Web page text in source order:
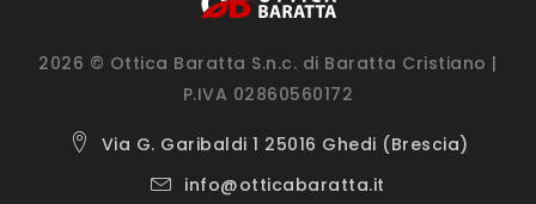
2026 © Ottica Baratta S.n.c. di Baratta Cristiano |
P.IVA 02860560172
Via G. Garibaldi 1 25016 Ghedi (Brescia)
info@otticabaratta.it